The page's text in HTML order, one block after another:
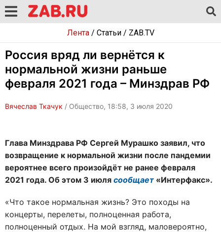
Лента/ Статьи/ ZAB.TV
Россия вряд ли вернётся к
нормальной жизни раньше
февраля 2021 года – Минздрав РФ
Вячеслав Ткачук / Общество, 18:58, 3 июля 2020
Глава Минздрава РФ Сергей Мурашко заявил, что
возвращение к нормальной жизни после пандемии
вероятнее всего произойдёт не ранее февраля
2021 года. Об этом 3 июля сообщает «Интерфакс».
«Что такое нормальная жизнь? Это походы на
концерты, перелеты, полноценная работа,
полноценный отдых. На мой взгляд, маловероятно,